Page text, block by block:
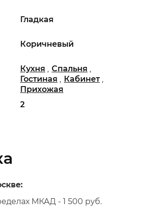
2
Коричневый
Кухня , Спальня ,
Гостиная , Кабинет ,
Прихожая
Гладкая
МКАД - 1 500 руб.